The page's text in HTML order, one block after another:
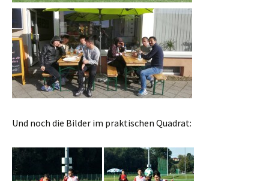
Und noch die Bilder im praktischen Quadrat: